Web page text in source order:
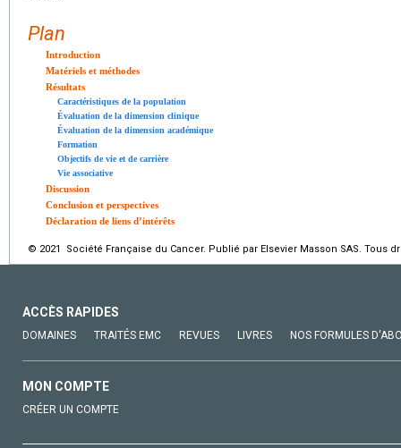
Plan
Introduction
Matériels et méthodes
Résultats
Caractéristiques de la population
Évaluation de la dimension clinique
Évaluation de la dimension académique
Formation
Objectifs de vie et de carrière
Vie associative
Discussion
Conclusion et perspectives
Déclaration de liens d’intérêts
© 2021 Société Française du Cancer. Publié par Elsevier Masson SAS. Tous
ACCÈS RAPIDES
DOMAINES TRAITÉS EMC REVUES LIVRES NOS FORMULES
MON COMPTE
CRÉER UN COMPTE